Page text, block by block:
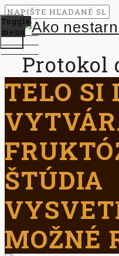
Protokol
Toggle
menu
TELO SI
ŠTÚDIA
MOŽNÉ